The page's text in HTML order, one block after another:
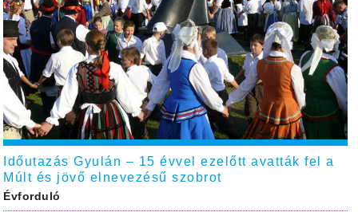
Időutazás Gyulán – 15 évvel ezelőtt avatták fel a
Múlt és jövő elnevezésű szobrot
Évforduló